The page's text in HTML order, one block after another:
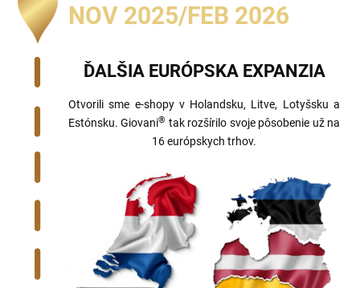
NOV 2025/FEB 2026
ĎALŠIA EURÓPSKA EXPANZIA
Otvorili sme e-shopy v Holandsku, Litve, Lotyšsku a
Estónsku. Giovani® tak rozšírilo svoje pôsobenie už na
16 európskych trhov.